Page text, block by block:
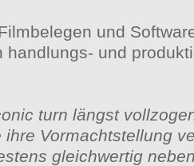
und
handlungs- und
turn längst
ihre Vormachtstellung
gleichwertig